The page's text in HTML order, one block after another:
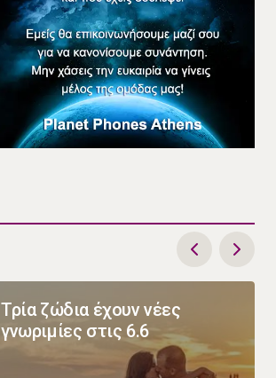
Τρία ζώδια έχουν νέες
γνωριμίες στις 6.6